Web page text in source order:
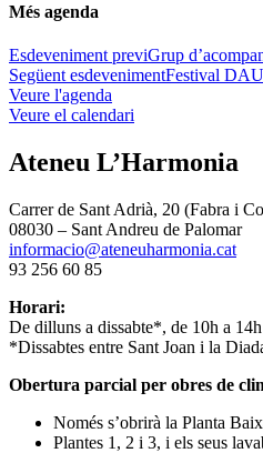
Més agenda
Esdeveniment previGrup
Següent esdevenimentFestival DAU
Veure l'agenda
Veure el calendari
Ateneu L’Harmonia
Carrer de Sant Adrià, 20 (Fabra i
08030 – Sant Andreu de Palomar
informacio@ateneuharmonia.cat
93 256 60 85
Horari:
De dilluns a dissabte*, de 10h a
*Dissabtes entre Sant Joan i la
Obertura parcial per obres de
Només s’obrirà la Planta
Plantes 1, 2 i 3, i els seus